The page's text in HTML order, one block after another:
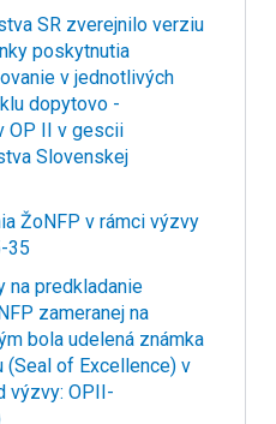
SR zverejnilo verziu
poskytnutia
v jednotlivých
dopytovo -
OP II v gescii
Slovenskej
ŽoNFP v rámci výzvy
35
na predkladanie
zameranej na
bola udelená známka
of Excellence) v
výzvy: OPII-